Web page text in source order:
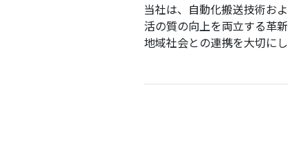
当社は、自動化搬送技術お
活の質の向上を両立する革
地域社会との連携を大切に